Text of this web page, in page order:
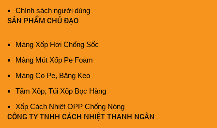
Chính sách người dùng
SẢN PHẨM CHỦ ĐẠO
Màng Xốp Hơi Chống Sốc
Màng Mút Xốp Pe Foam
Màng Co Pe, Băng Keo
Tấm Xốp, Túi Xốp Bọc Hàng
Xốp Cách Nhiệt OPP Chống Nóng
CÔNG TY TNHH CÁCH NHIỆT THANH NGÂN